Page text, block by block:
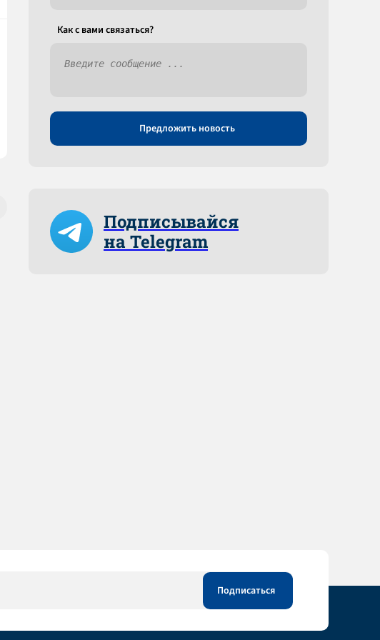
Как c вами связаться?
Предложить новость
Подписывайся
на Telegram